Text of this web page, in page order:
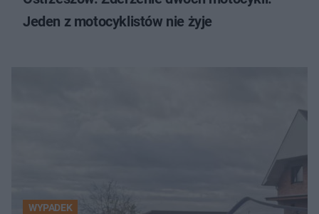
Jeden z motocyklistów nie żyje
WYPADEK